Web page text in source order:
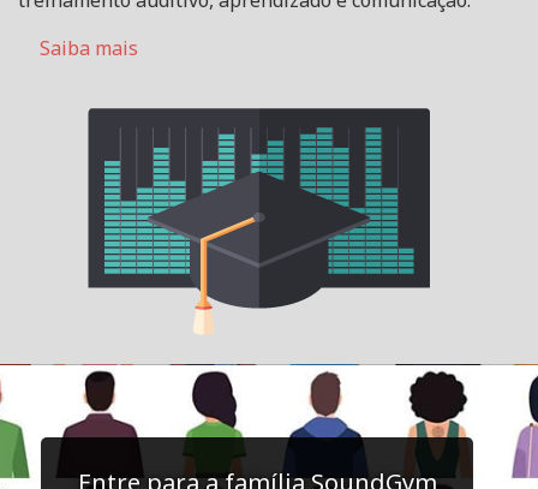
Saiba mais